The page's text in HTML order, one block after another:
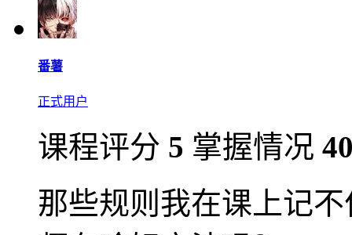
番薯
正式用户
课程评分 5 掌握情况
那些规则我在课上记